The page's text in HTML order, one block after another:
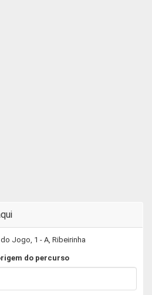
Jogo, 1 - A, Ribeirinha
do percurso